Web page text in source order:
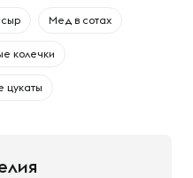
сыр Мед в сотах
колечки
цукаты